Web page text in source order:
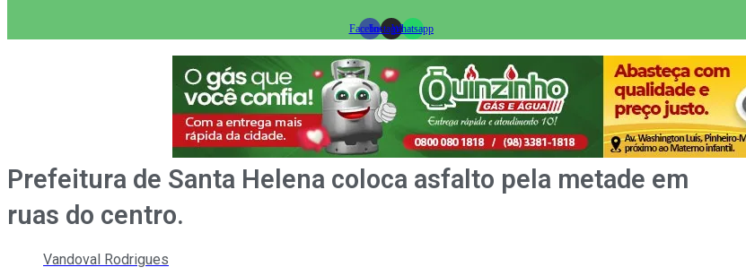
FacebookInstagramWhatsapp
Prefeitura de Santa Helena coloca asfalto pela metade em
ruas do centro.
Vandoval Rodrigues